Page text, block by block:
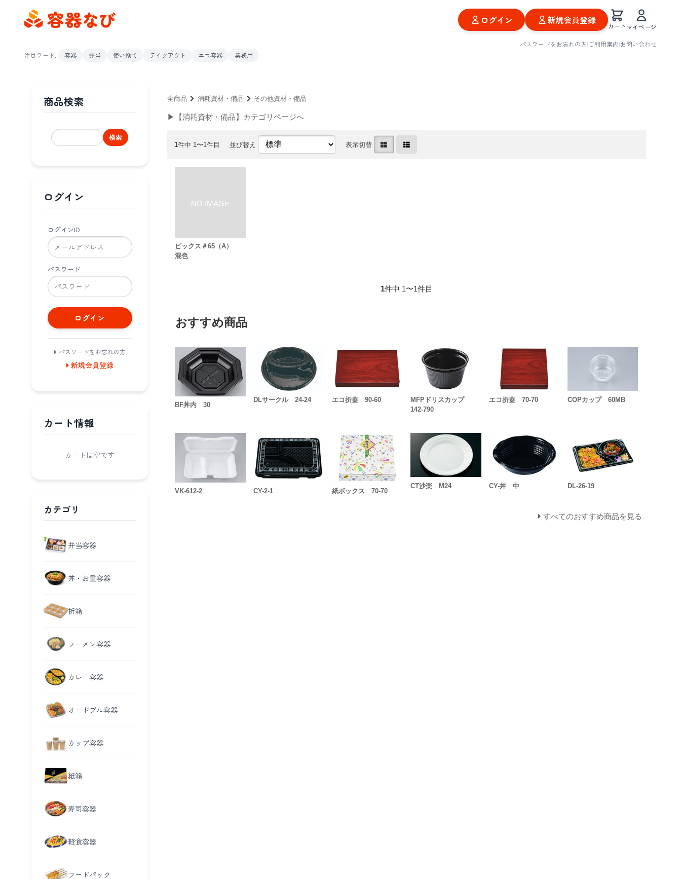
ログイン 新規会員登録 カートマイページ
パスワードをお忘れの方|ご利用案内|お問い合わせ
注目ワード:
容器 弁当 使い捨て テイクアウト エコ容器 業務用
全商品 消耗資材・備品 その他資材・備品
▶【消耗資材・備品】カテゴリページへ
1件中 1〜1件目 並び替え 表示切替
ピックス＃65（A）
混色
1件中 1〜1件目
おすすめ商品
BF丼内 30
DLサークル 24-24 エコ折蓋 90-60
MFPドリスカップ
142-790
エコ折蓋 70-70 COPカップ 60MB
VK-612-2 CY-2-1 紙ボックス 70-70
CT沙楽 M24 CY-丼 中 DL-26-19
すべてのおすすめ商品を見る
商品検索
検索
ログイン
ログインID
パスワード
ログイン
パスワードをお忘れの方
新規会員登録
カート情報
カートは空です
カテゴリ
弁当容器
丼・お重容器
折箱
ラーメン容器
カレー容器
オードブル容器
カップ容器
紙箱
寿司容器
軽食容器
フードパック